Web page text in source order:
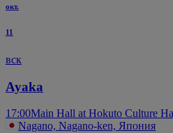
окт.
11
вск
Ayaka
17:00Main Hall at Hokuto Culture
Nagano, Nagano-ken, Япония